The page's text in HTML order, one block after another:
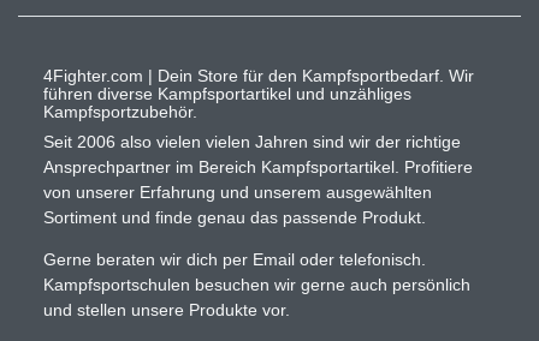
4Fighter.com | Dein Store für den Kampfsportbedarf. Wir
führen diverse Kampfsportartikel und unzähliges
Kampfsportzubehör.
Seit 2006 also vielen vielen Jahren sind wir der richtige
Ansprechpartner im Bereich Kampfsportartikel. Profitiere
von unserer Erfahrung und unserem ausgewählten
Sortiment und finde genau das passende Produkt.
Gerne beraten wir dich per Email oder telefonisch.
Kampfsportschulen besuchen wir gerne auch persönlich
und stellen unsere Produkte vor.